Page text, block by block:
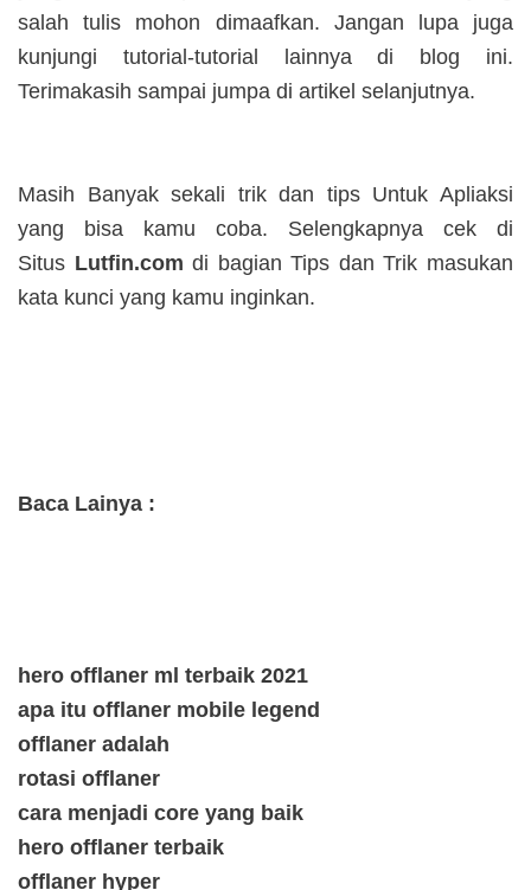
salah tulis mohon dimaafkan. Jangan lupa juga
kunjungi tutorial-tutorial lainnya di blog ini.
Terimakasih sampai jumpa di artikel selanjutnya.
Masih Banyak sekali trik dan tips Untuk Apliaksi
yang bisa kamu coba. Selengkapnya cek di
Situs Lutfin.com di bagian Tips dan Trik masukan
kata kunci yang kamu inginkan.
Baca Lainya :
hero offlaner ml terbaik 2021
apa itu offlaner mobile legend
offlaner adalah
rotasi offlaner
cara menjadi core yang baik
hero offlaner terbaik
offlaner hyper